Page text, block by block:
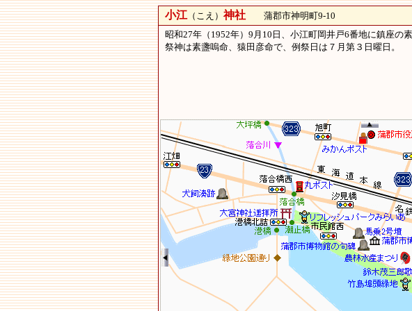
小江（こえ）神社蒲郡市神明町9-10
昭和27年（1952年）9月10日、小江町岡井戸6番地に鎮座の
祭神は素盞嗚命、猿田彦命で、例祭日は７月第３日曜日。